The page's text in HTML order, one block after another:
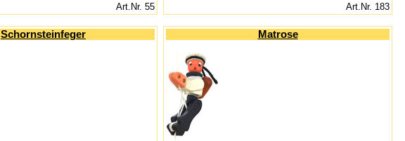
Art.Nr. 55
Art.Nr. 183
Schornsteinfeger Matrose